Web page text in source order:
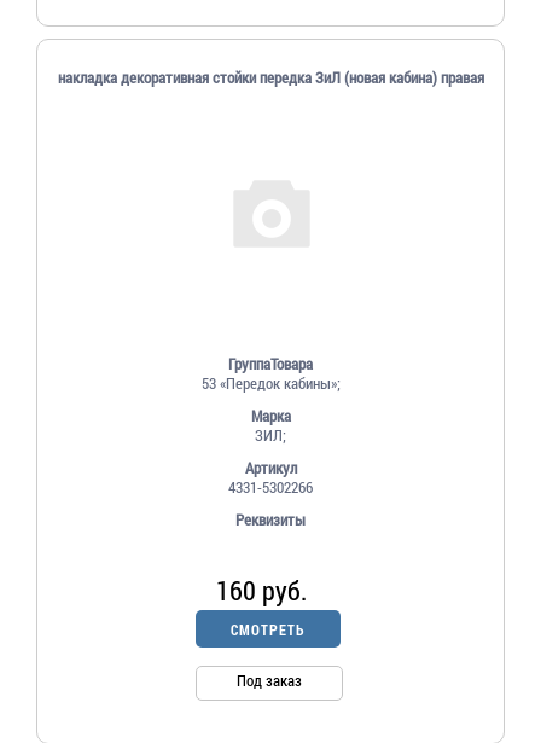
накладка декоративная стойки передка ЗиЛ (новая кабина) правая
ГруппаТовара
53 «Передок кабины»;
Марка
ЗИЛ;
Артикул
4331-5302266
Реквизиты
160 руб.
СМОТРЕТЬ
Под заказ